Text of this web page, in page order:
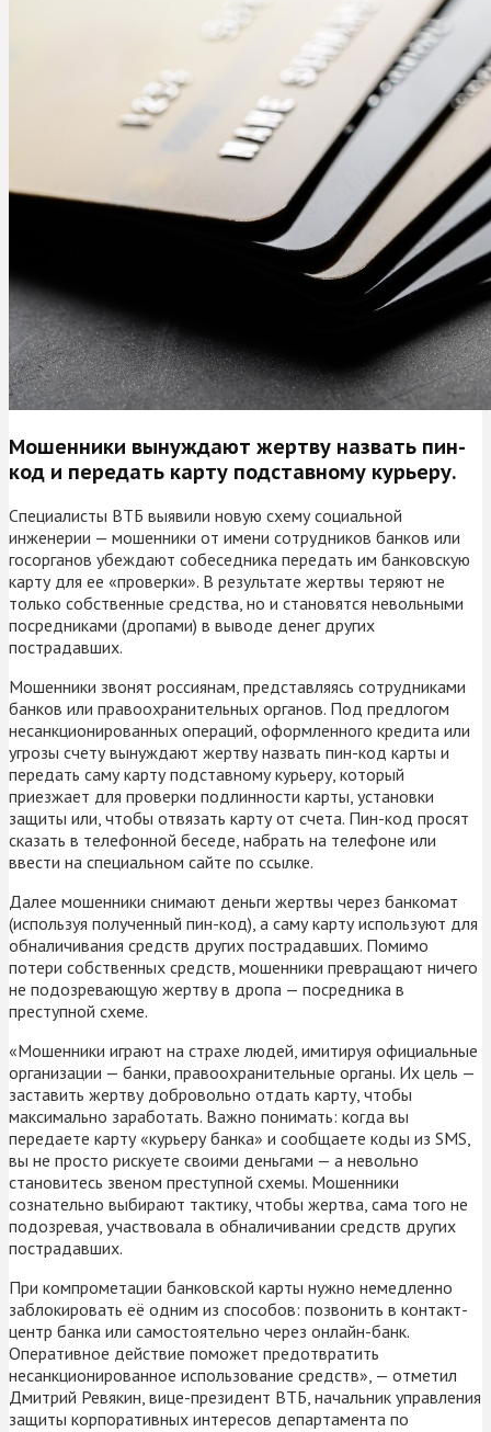
Мошенники вынуждают жертву назвать пин-
код и передать карту подставному курьеру.
Специалисты ВТБ выявили новую схему социальной
инженерии — мошенники от имени сотрудников банков или
госорганов убеждают собеседника передать им банковскую
карту для ее «проверки». В результате жертвы теряют не
только собственные средства, но и становятся невольными
посредниками (дропами) в выводе денег других
пострадавших.
Мошенники звонят россиянам, представляясь сотрудниками
банков или правоохранительных органов. Под предлогом
несанкционированных операций, оформленного кредита или
угрозы счету вынуждают жертву назвать пин-код карты и
передать саму карту подставному курьеру, который
приезжает для проверки подлинности карты, установки
защиты или, чтобы отвязать карту от счета. Пин-код просят
сказать в телефонной беседе, набрать на телефоне или
ввести на специальном сайте по ссылке.
Далее мошенники снимают деньги жертвы через банкомат
(используя полученный пин-код), а саму карту используют для
обналичивания средств других пострадавших. Помимо
потери собственных средств, мошенники превращают ничего
не подозревающую жертву в дропа — посредника в
преступной схеме.
«Мошенники играют на страхе людей, имитируя официальные
организации — банки, правоохранительные органы. Их цель —
заставить жертву добровольно отдать карту, чтобы
максимально заработать. Важно понимать: когда вы
передаете карту «курьеру банка» и сообщаете коды из SMS,
вы не просто рискуете своими деньгами — а невольно
становитесь звеном преступной схемы. Мошенники
сознательно выбирают тактику, чтобы жертва, сама того не
подозревая, участвовала в обналичивании средств других
пострадавших.
При компрометации банковской карты нужно немедленно
заблокировать её одним из способов: позвонить в контакт-
центр банка или самостоятельно через онлайн-банк.
Оперативное действие поможет предотвратить
несанкционированное использование средств», — отметил
Дмитрий Ревякин, вице-президент ВТБ, начальник управления
защиты корпоративных интересов департамента по